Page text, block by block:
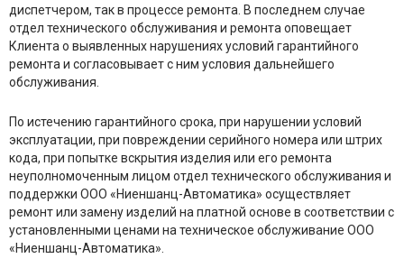
диспетчером, так в процессе ремонта. В последнем случае
отдел технического обслуживания и ремонта оповещает
Клиента о выявленных нарушениях условий гарантийного
ремонта и согласовывает с ним условия дальнейшего
обслуживания.
По истечению гарантийного срока, при нарушении условий
эксплуатации, при повреждении серийного номера или штрих
кода, при попытке вскрытия изделия или его ремонта
неуполномоченным лицом отдел технического обслуживания и
поддержки ООО «Ниеншанц-Автоматика» осуществляет
ремонт или замену изделий на платной основе в соответствии с
установленными ценами на техническое обслуживание ООО
«Ниеншанц-Автоматика».